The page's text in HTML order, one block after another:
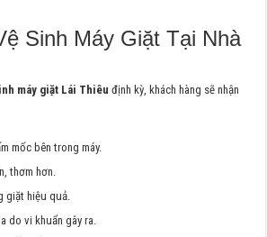
Sinh Máy Giặt Tại Nhà
máy giặt Lái Thiêu định kỳ, khách hàng sẽ nhận
mốc bên trong máy.
thơm hơn.
giặt hiệu quả.
do vi khuẩn gây ra.